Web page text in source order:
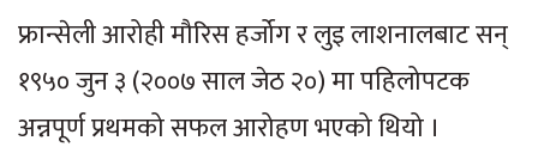
फ्रान्सेली आरोही मौरिस हर्जोग र लुइ लाशनालबाट सन्
१९५० जुन ३ (२००७ साल जेठ २०) मा पहिलोपटक
अन्नपूर्ण प्रथमको सफल आरोहण भएको थियो ।